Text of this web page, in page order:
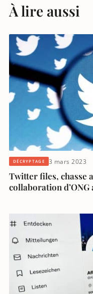
À lire aussi
DÉCRYPTAGE 3 mars 2023
Twitter files, chasse
collaboration